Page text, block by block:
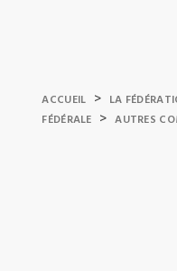
ACCUEIL > LA
FÉDÉRALE >AUTRES